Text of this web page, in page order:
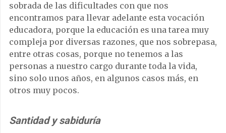
sobrada de las dificultades con que nos
encontramos para llevar adelante esta vocación
educadora, porque la educación es una tarea muy
compleja por diversas razones, que nos sobrepasa,
entre otras cosas, porque no tenemos a las
personas a nuestro cargo durante toda la vida,
sino solo unos años, en algunos casos más, en
otros muy pocos.
Santidad y sabiduría